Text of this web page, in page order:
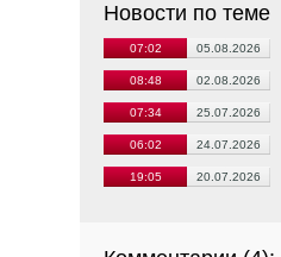
Новости по теме
07:02 05.08.2026
08:48 02.08.2026
07:34 25.07.2026
06:02 24.07.2026
19:05 20.07.2026